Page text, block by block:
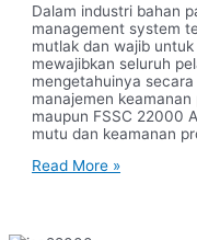
Dalam industri bahan
management system
mutlak dan wajib
mewajibkan seluruh
mengetahuinya
manajemen keamanan
maupun FSSC 22000
mutu dan keamanan
Pelatihan
System
Read More »